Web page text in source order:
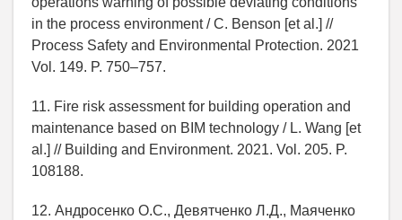
in the process environment / C. Benson [et al.] //
Process Safety and Environmental Protection. 2021
Vol. 149. P. 750–757.
11. Fire risk assessment for building operation and
maintenance based on BIM technology / L. Wang [et
al.] // Building and Environment. 2021. Vol. 205. P.
108188.
12. Андросенко О.С., Девятченко Л.Д., Маяченко